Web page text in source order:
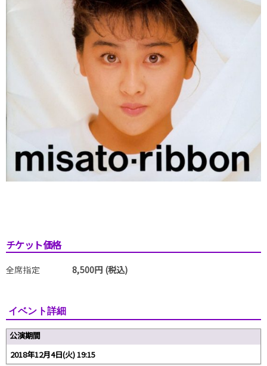
チケット価格
全席指定 8,500円 (税込)
イベント詳細
公演期間
2018年12月4日(火) 19:15